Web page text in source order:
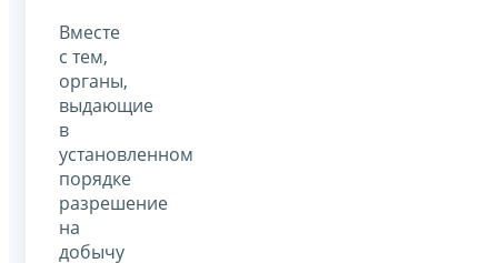
Вместе
с тем,
органы,
выдающие
в
установленном
порядке
разрешение
на
добычу